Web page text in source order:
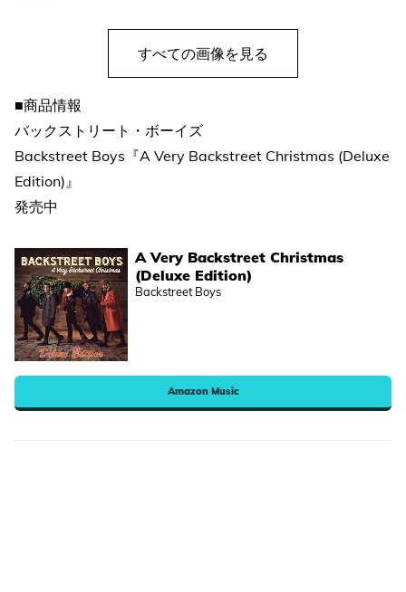
すべての画像を見る
■商品情報
バックストリート・ボーイズ
Backstreet Boys『A Very Backstreet Christmas (Deluxe
Edition)』
発売中
A Very Backstreet Christmas
(Deluxe Edition)
Backstreet Boys
Amazon Music